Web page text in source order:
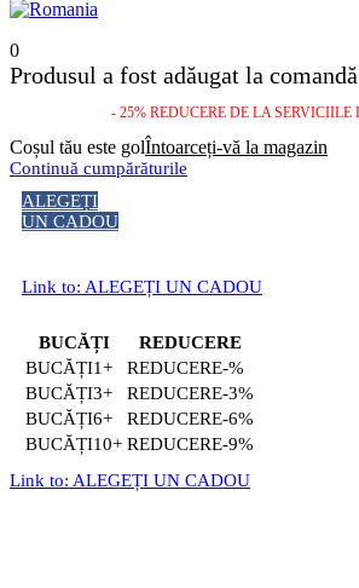
0
Produsul a fost adăugat la
- 25% REDUCERE DE LA SERVICIILE
Coșul tău este golÎntoarceți-vă la magazin
Continuă cumpărăturile
ALEGEȚI
UN CADOU
Link to: ALEGEȚI UN CADOU
BUCĂȚI
REDUCERE
1+
-%
3+
-3%
6+
-6%
10+
-9%
Link to: ALEGEȚI UN CADOU